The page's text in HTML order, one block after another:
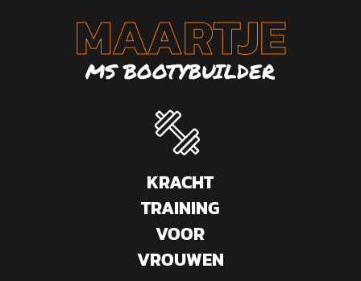
MAARTJE
MS BOOTYBUILDER
KRACHT
TRAINING
VOOR
VROUWEN